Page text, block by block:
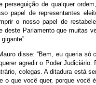
perseguição de qualquer
papel de representantes
o nosso papel de
deste Parlamento que muitas
disse: “Bem, eu queria
agredir o Poder
colegas. A ditadura está
o que você quer, porque você